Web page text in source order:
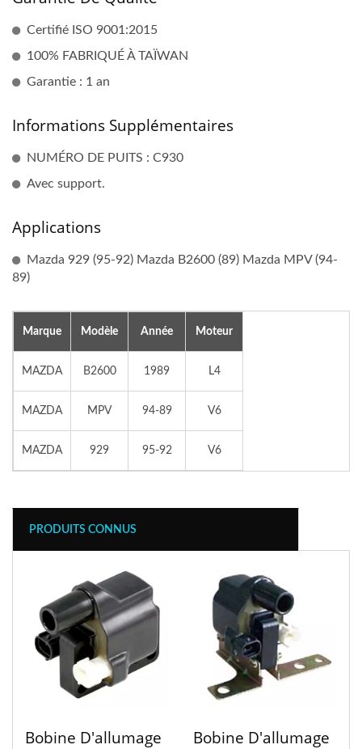
Certifié ISO 9001:2015
100% FABRIQUÉ À TAÏWAN
Garantie : 1 an
Informations Supplémentaires
NUMÉRO DE PUITS : C930
Avec support.
Applications
Mazda 929 (95-92) Mazda B2600 (89) Mazda MPV (94-
89)
Marque Modèle Année Moteur
MAZDA B2600 1989 L4
MAZDA MPV 94-89 V6
MAZDA 929 95-92 V6
PRODUITS CONNUS
Bobine D'allumage
Bobine D'allumage